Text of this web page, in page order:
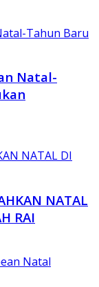
Natal-
NATAL
RAI